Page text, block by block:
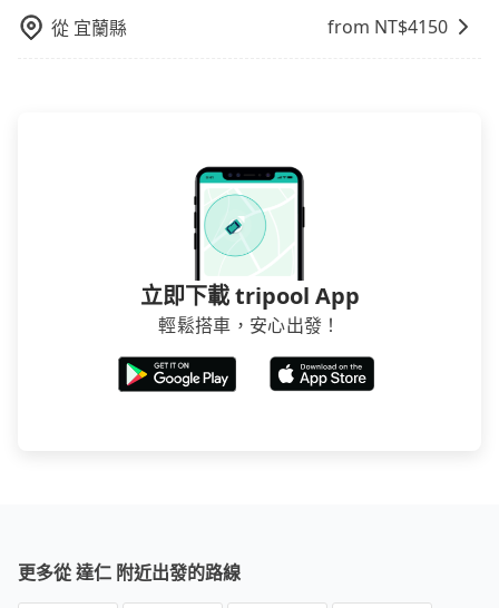
站上的價格是動態的，一般來說越早預訂價格越優，且
保證前一天中午以前均可全額取消退費，如已經決定好
從 宜蘭縣 from NT$4150
立即下載 tripool App
輕鬆搭車，安心出發！
更多從 達仁 附近出發的路線